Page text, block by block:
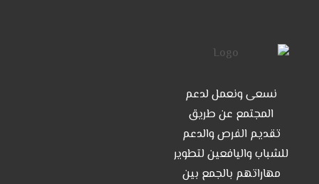
نسعى ونعمل لدعم
المجتمع عن طريق
تقديم الفرص والدعم
للشباب واليافعين لتطوير
مهاراتهم بالجمع بين